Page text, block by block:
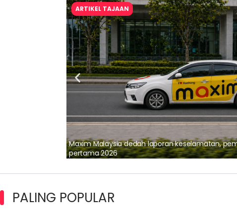
ARTIKEL TAJAAN
Maxim Malaysia dedah laporan keselamatan,
pertama 2026
PALING POPULAR